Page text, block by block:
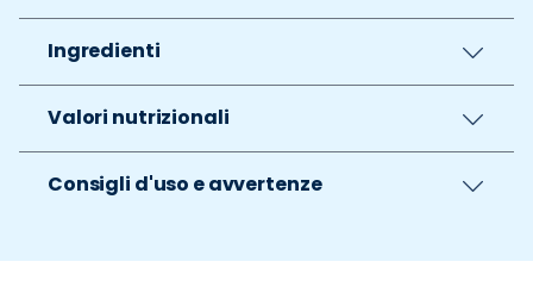
Ingredienti
Valori nutrizionali
Consigli d'uso e avvertenze